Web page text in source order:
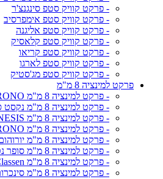
- פרקט קוויק סטפ סינגנצ'ר
- פרקט קוויק סטפ אימפרסיב
- פרקט קוויק סטפ אליגנה
- פרקט קוויק סטפ קלאסיק
- פרקט קוויק סטפ קריאו
- פרקט קוויק סטפ לארגו
- פרקט קוויק סטפ מג'סטיק
פרקט למינציה 8 מ"מ
- פרקט למינציה 8 מ"מ SWISS KRONO
- פרקט למינציה 8 מ"מ נקסט סטפ
- פרקט למינציה 8 מ"מ GENESIS
- פרקט למינציה 8 מ"מ SWISS KRONO רחב
- פרקט למינציה 8 מ"מ יורוהום
- פרקט למינציה 8 מ"מ סופר נטורל
- פרקט למינציה 8 מ"מ Classen
- פרקט למינציה 8 מ"מ סינכרום